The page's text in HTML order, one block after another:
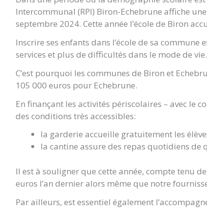
Intercommunal (RPI) Biron-Echebrune affiche
septembre 2024. Cette année l’école de Biron
Inscrire ses enfants dans l’école de sa
services et plus de difficultés dans le mode de vie.
C’est pourquoi les communes de Biron et
105 000 euros pour Echebrune.
En finançant les activités périscolaires – avec le
des conditions très accessibles:
la garderie accueille gratuitement les
la cantine assure des repas quotidiens de
Il est à souligner que cette année, compte tenu
euros l’an dernier alors même que notre
Par ailleurs, est essentiel également